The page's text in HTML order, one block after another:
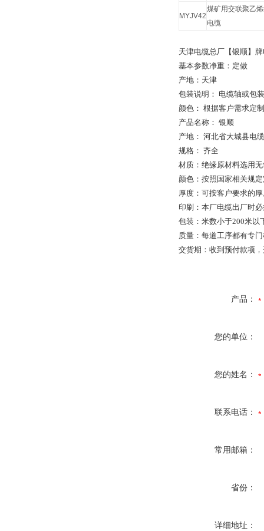
MYJV42
煤矿用交联聚乙
电缆
天津电缆总厂【银顺】
基本参数净重：定做
产地：天津
包装说明： 电缆轴或包
颜色： 根据客户需求定制
产品名称： 银顺
产地： 河北省大城县电
规格： 齐全
材质：绝缘原材料选用
颜色：按照国家相关规
厚度：可按客户要求的
印刷：本厂电缆出厂时
包装：米数小于200米以
质量：每道工序都有专
交货期：收到预付款项
产品：
您的单位：
您的姓名：
联系电话：
常用邮箱：
省份：
详细地址：